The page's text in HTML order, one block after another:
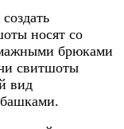
носят со
брюками
свитшоты
вид